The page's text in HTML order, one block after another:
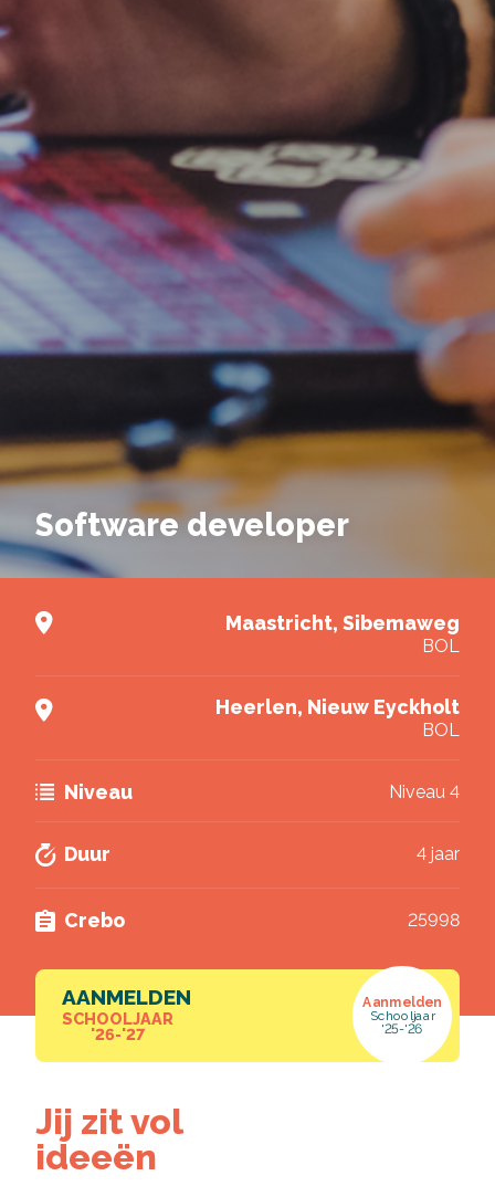
Software developer
Maastricht, Sibemaweg
BOL
Heerlen, Nieuw Eyckholt
BOL
Niveau Niveau 4
Duur 4 jaar
Crebo 25998
Jij zit vol
ideeën
AANMELDEN
SCHOOLJAAR
'26-'27
Aanmelden
Schooljaar
'25-'26
Brochure downloaden
Vul de gegevens hieronder in om de brochure van
deze opleiding te kunnen downloaden.
E-mailadres
Ik wil graag de nieuwsbrief ontvangen.
gegevens volgens de
privacy voorwaarden van
VISTA college
Deel via Facebook
Deel via Twitter